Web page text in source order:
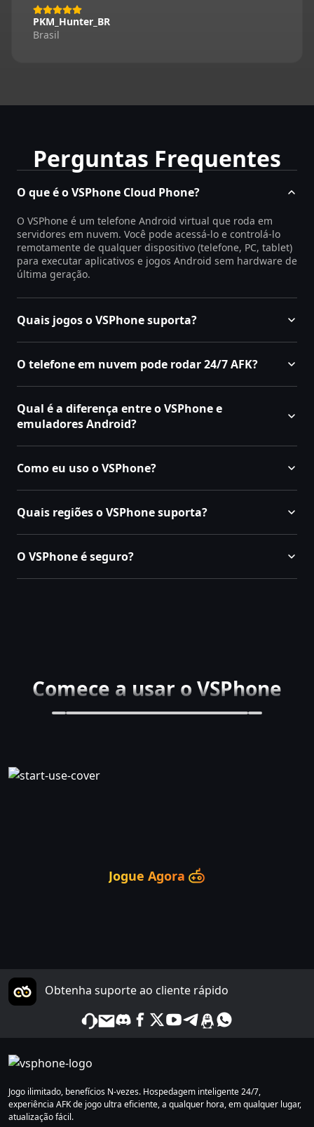
PKM_Hunter_BR
Brasil
Perguntas Frequentes
O que é o VSPhone Cloud Phone?
O VSPhone é um telefone Android virtual que roda em
servidores em nuvem. Você pode acessá-lo e controlá-lo
remotamente de qualquer dispositivo (telefone, PC, tablet)
para executar aplicativos e jogos Android sem hardware de
última geração.
Quais jogos o VSPhone suporta?
O telefone em nuvem pode rodar 24/7 AFK?
Qual é a diferença entre o VSPhone e
emuladores Android?
Como eu uso o VSPhone?
Quais regiões o VSPhone suporta?
O VSPhone é seguro?
Comece a usar o VSPhone
Jogue Agora
Obtenha suporte ao cliente rápido
Jogo ilimitado, benefícios N-vezes. Hospedagem inteligente 24/7,
experiência AFK de jogo ultra eficiente, a qualquer hora, em qualquer lugar,
atualização fácil.